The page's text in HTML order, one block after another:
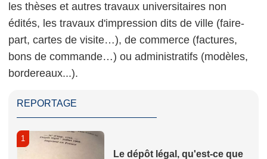
les thèses et autres travaux universitaires non
édités, les travaux d'impression dits de ville (faire-
part, cartes de visite…), de commerce (factures,
bons de commande…) ou administratifs (modèles,
bordereaux...).
REPORTAGE
1
Le dépôt légal, qu'est-ce que